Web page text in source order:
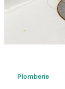
Plomberie